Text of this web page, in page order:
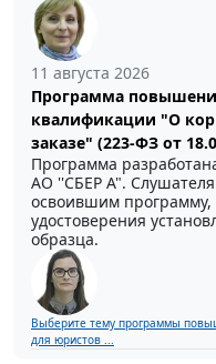
11 августа 2026
Программа
квалификации "О
заказе" (223-ФЗ от
Программа
АО ''СБЕР А".
освоившим программу,
удостоверения
образца.
Выберите тему программы
для юристов ...